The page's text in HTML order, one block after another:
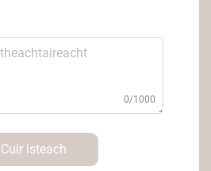
0/1000
Cuir isteach